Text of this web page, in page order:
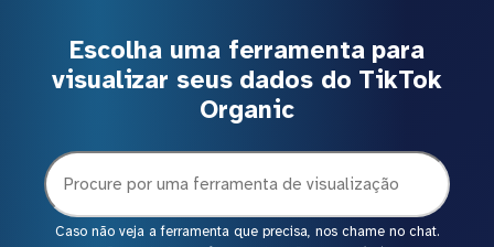
Escolha uma ferramenta para
visualizar seus dados do TikTok
Organic
Caso não veja a ferramenta que precisa, nos chame no chat.